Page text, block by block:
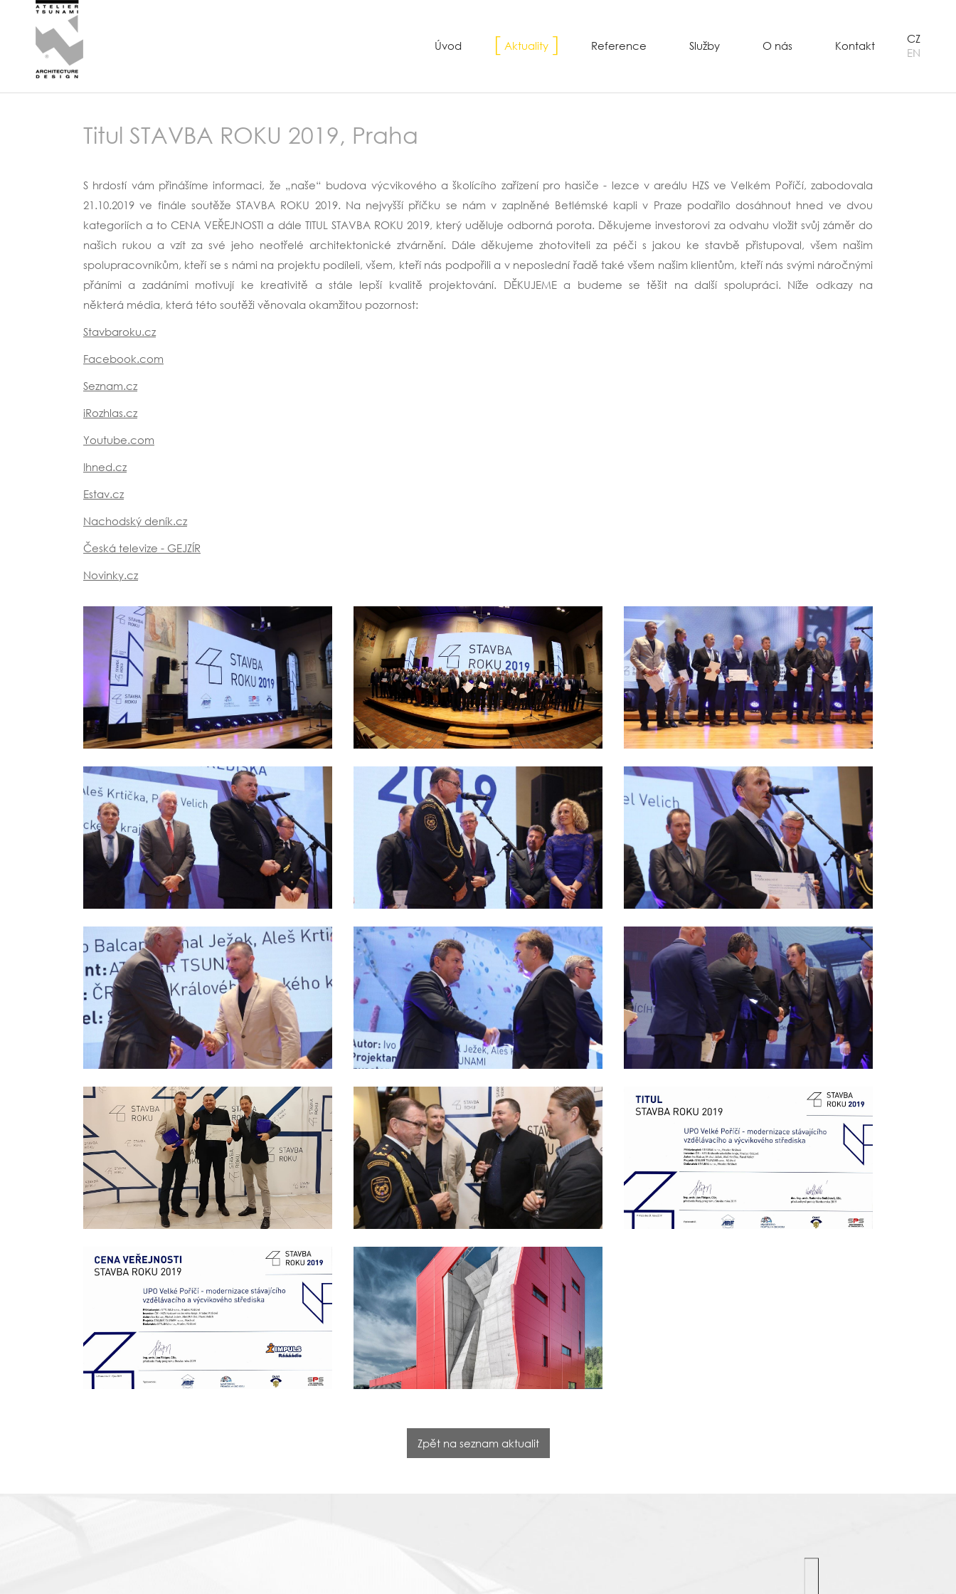
Úvod Aktuality Reference Služby O nás Kontakt
CZ
EN
Titul STAVBA ROKU 2019, Praha
S hrdostí vám přinášíme informaci, že „naše“ budova výcvikového a školícího zařízení pro hasiče - lezce v areálu HZS ve Velkém Poříčí, zabodovala
21.10.2019 ve finále soutěže STAVBA ROKU 2019. Na nejvyšší příčku se nám v zaplněné Betlémské kapli v Praze podařilo dosáhnout hned ve dvou
kategoriích a to CENA VEŘEJNOSTI a dále TITUL STAVBA ROKU 2019, který uděluje odborná porota. Děkujeme investorovi za odvahu vložit svůj záměr do
našich rukou a vzít za své jeho neotřelé architektonické ztvárnění. Dále děkujeme zhotoviteli za péči s jakou ke stavbě přistupoval, všem našim
spolupracovníkům, kteří se s námi na projektu podíleli, všem, kteří nás podpořili a v neposlední řadě také všem našim klientům, kteří nás svými náročnými
přáními a zadáními motivují ke kreativitě a stále lepší kvalitě projektování. DĚKUJEME a budeme se těšit na další spolupráci. Níže odkazy na
některá média, která této soutěži věnovala okamžitou pozornost:
Stavbaroku.cz
Facebook.com
Seznam.cz
iRozhlas.cz
Youtube.com
Ihned.cz
Estav.cz
Nachodský deník.cz
Česká televize - GEJZÍR
Novinky.cz
Zpět na seznam aktualit